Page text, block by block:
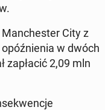
Man­ches­ter City z
w dwóch
za­płacić 2,09 mln